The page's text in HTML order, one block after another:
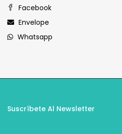
Facebook
Envelope
Whatsapp
Suscríbete Al Newsletter